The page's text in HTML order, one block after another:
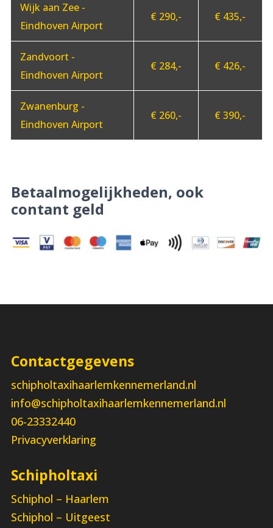
Wijk aan Zee -
Eindhoven Airport
€ 290,- € 435,-
Zandvoort -
Eindhoven Airport
€ 284,- € 426,-
Zwanenburg -
Eindhoven Airport
€ 260,- € 390,-
Betaalmogelijkheden, ook
contant geld
Contactgegevens
schipholtaxihaarlemkennemerland.nl
info@schipholtaxihaarlemkennemerland.nl
06-23332440
Privacyverklaring
Schipholtaxi
Schiphol – Haarlem
Schiphol – Uitgeest